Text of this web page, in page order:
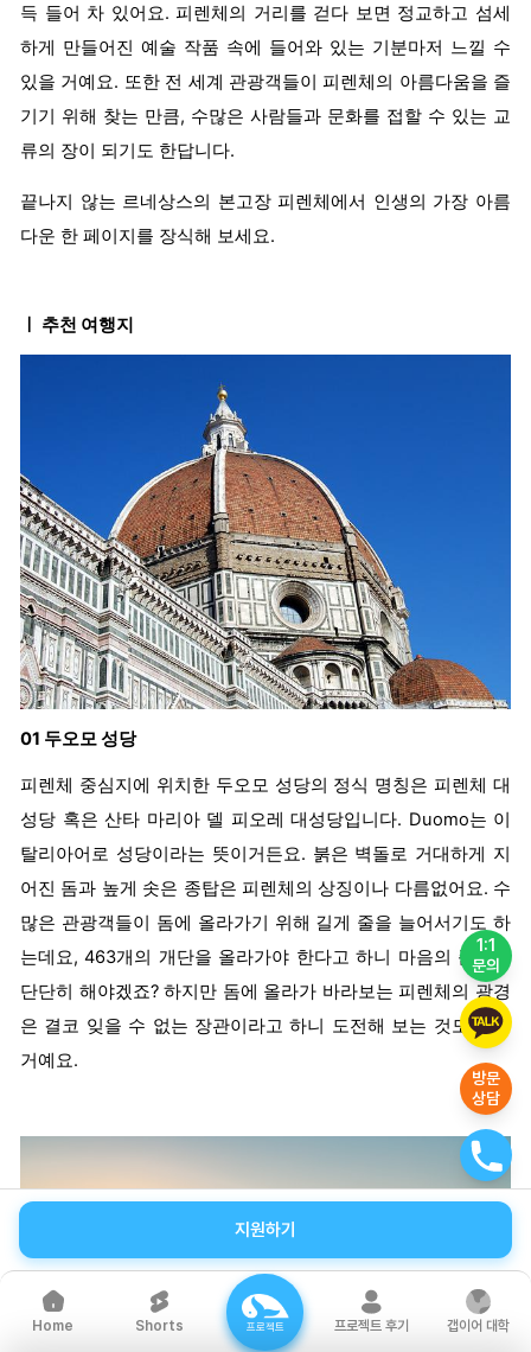
1:1
문의
방문
상담
득 들어 차 있어요. 피렌체의 거리를 걷다 보면 정교하고 섬세
하게 만들어진 예술 작품 속에 들어와 있는 기분마저 느낄 수
있을 거예요. 또한 전 세계 관광객들이 피렌체의 아름다움을 즐
기기 위해 찾는 만큼, 수많은 사람들과 문화를 접할 수 있는 교
류의 장이 되기도 한답니다.
끝나지 않는 르네상스의 본고장 피렌체에서 인생의 가장 아름
다운 한 페이지를 장식해 보세요.
ㅣ 추천 여행지
01 두오모 성당
피렌체 중심지에 위치한 두오모 성당의 정식 명칭은 피렌체 대
성당 혹은 산타 마리아 델 피오레 대성당입니다. Duomo는 이
탈리아어로 성당이라는 뜻이거든요. 붉은 벽돌로 거대하게 지
어진 돔과 높게 솟은 종탑은 피렌체의 상징이나 다름없어요. 수
많은 관광객들이 돔에 올라가기 위해 길게 줄을 늘어서기도 하
는데요, 463개의 개단을 올라가야 한다고 하니 마음의 준비를
단단히 해야겠죠? 하지만 돔에 올라가 바라보는 피렌체의 광경
은 결코 잊을 수 없는 장관이라고 하니 도전해 보는 것도 좋을
거예요.
지원하기
Home Shorts 프로젝트 프로젝트 후기 갭이어 대학